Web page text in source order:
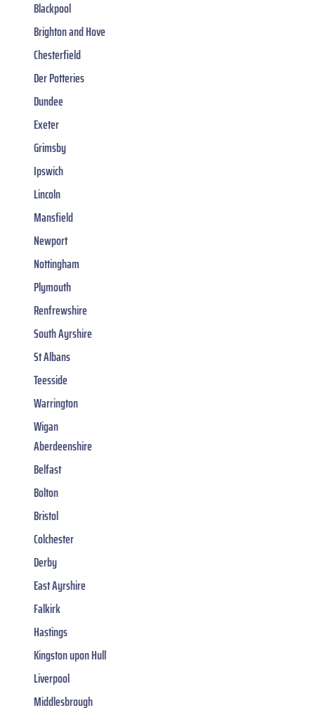
Blackpool
Brighton and Hove
Chesterfield
Der Potteries
Dundee
Exeter
Grimsby
Ipswich
Lincoln
Mansfield
Newport
Nottingham
Plymouth
Renfrewshire
South Ayrshire
St Albans
Teesside
Warrington
Wigan
Aberdeenshire
Belfast
Bolton
Bristol
Colchester
Derby
East Ayrshire
Falkirk
Hastings
Kingston upon Hull
Liverpool
Middlesbrough